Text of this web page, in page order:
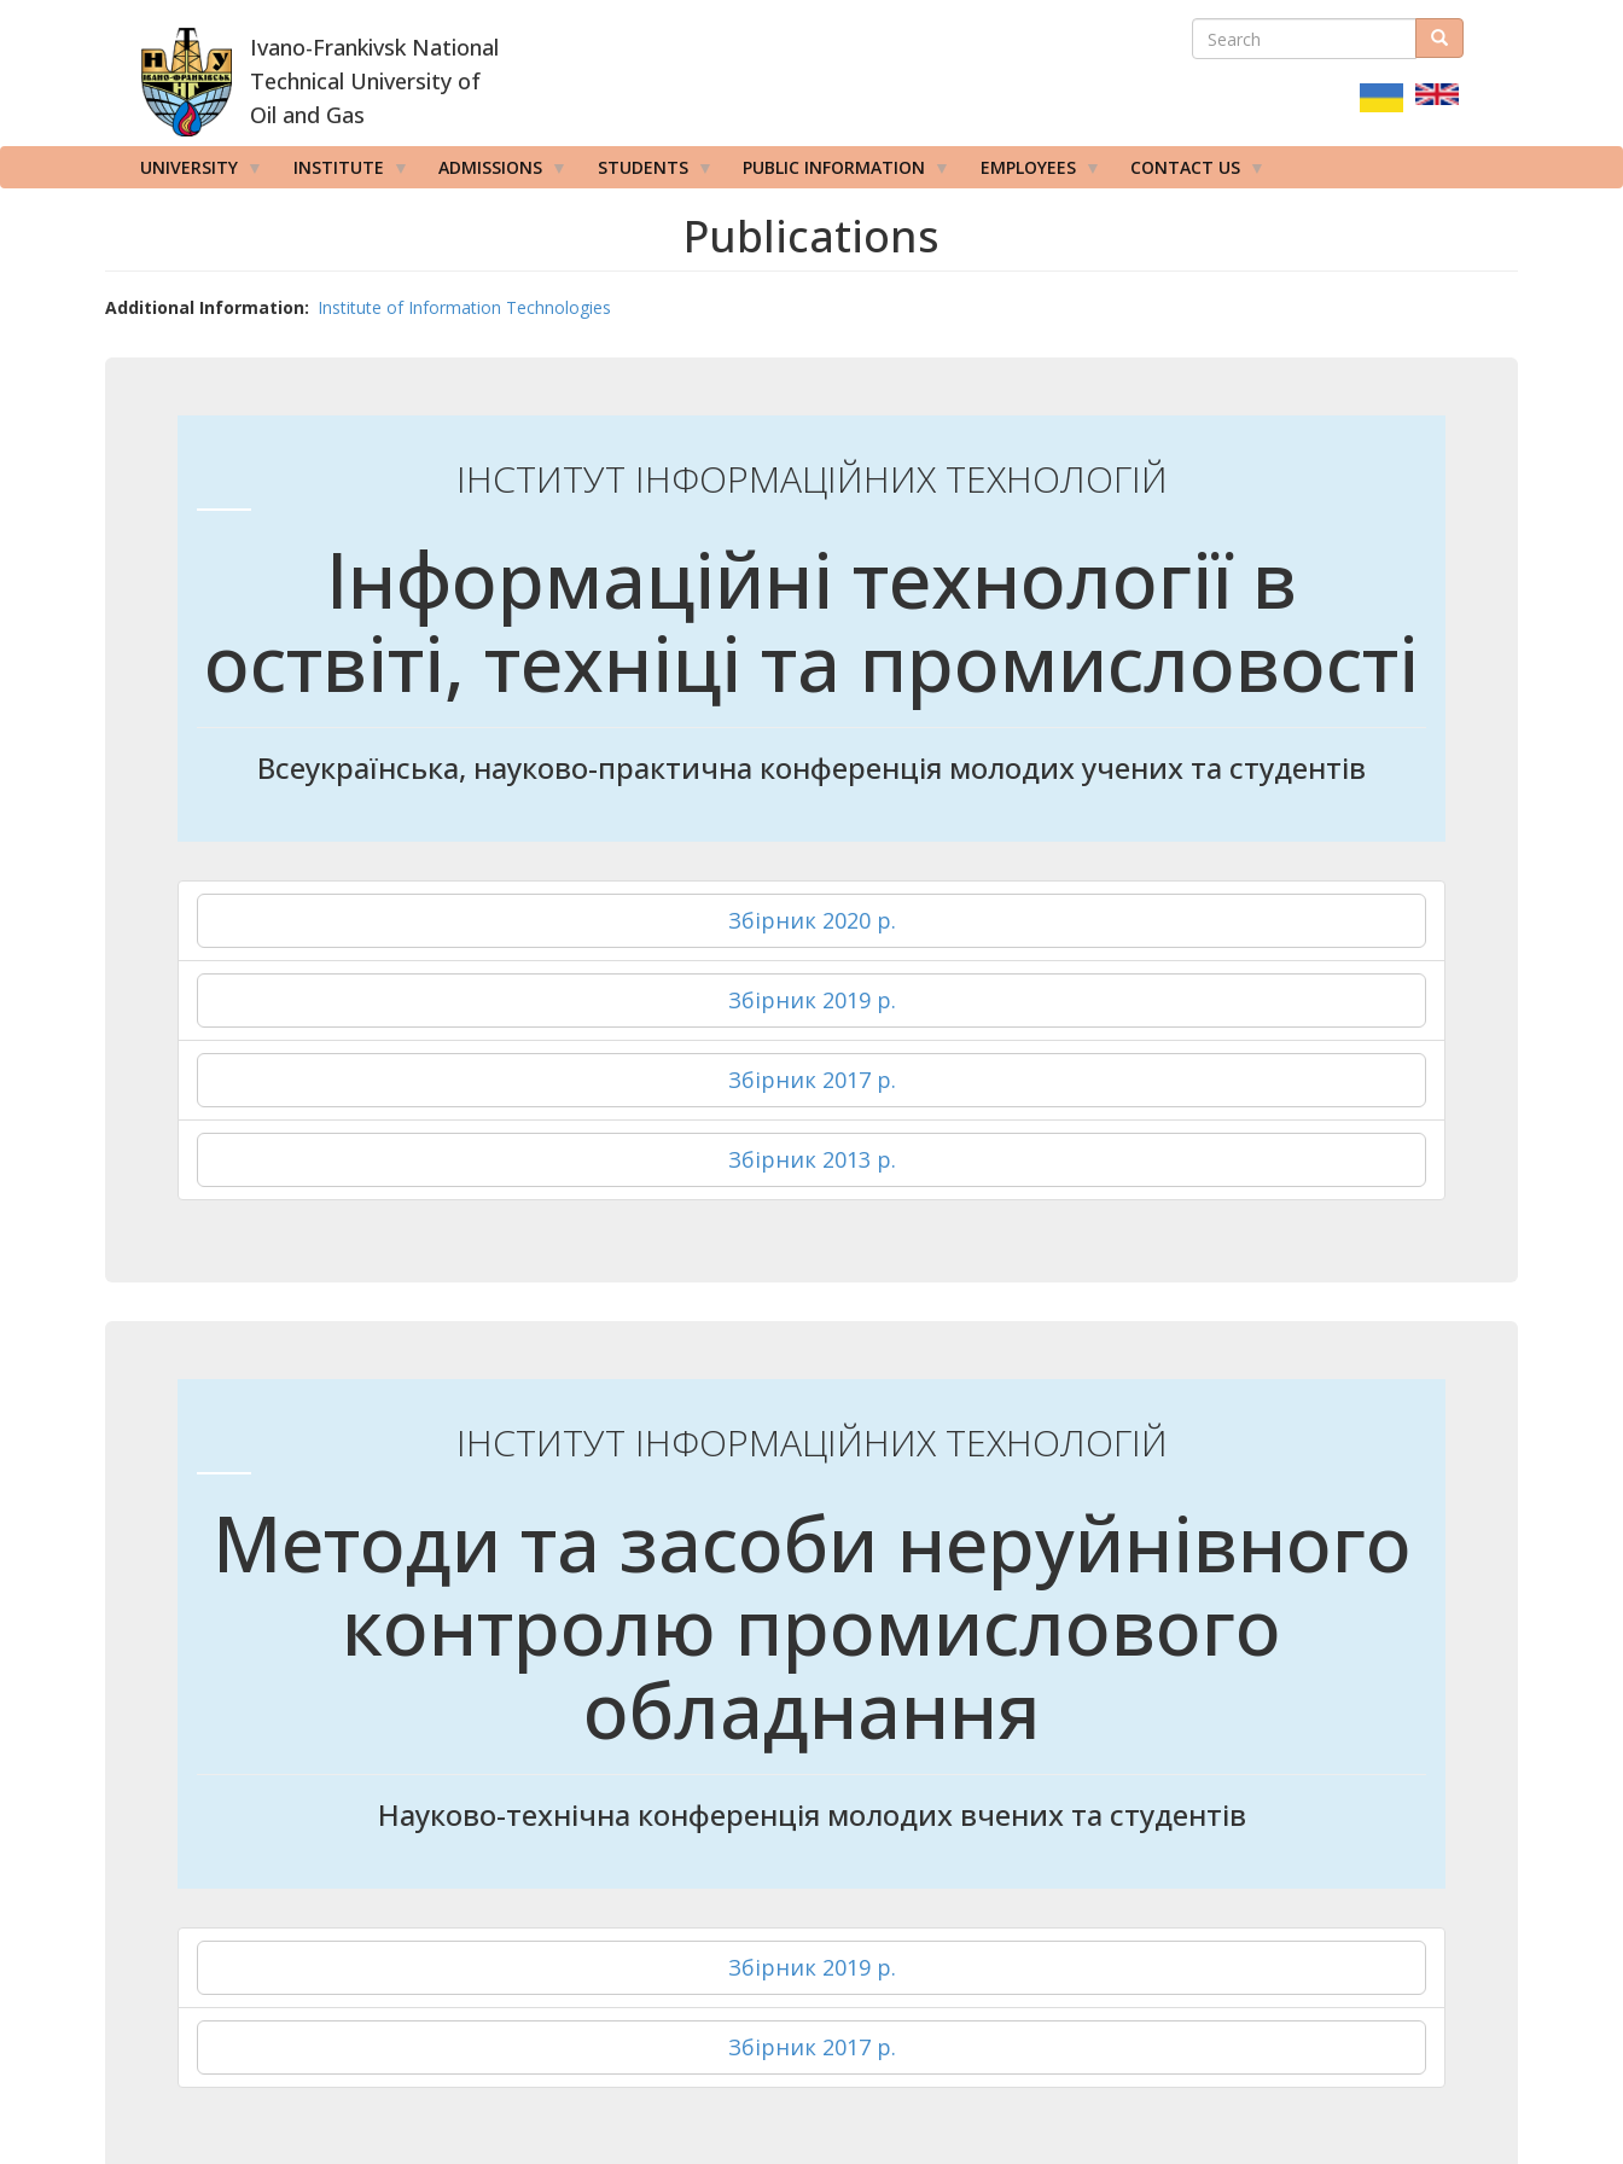
Ivano-Frankivsk National
Technical University of
Oil and Gas
ПОШУКОВА
SEARCH Search
UNIVERSITY INSTITUTE ADMISSIONS STUDENTS PUBLIC INFORMATION EMPLOYEES CONTACT US
Publications
Additional Information Institute of Information Technologies
ІНСТИТУТ ІНФОРМАЦІЙНИХ ТЕХНОЛОГІЙ
Інформаційні технології в
оствіті, техніці та промисловості
Всеукраїнська, науково-практична конференція молодих учених та студентів
Збірник 2020 р.
Збірник 2019 р.
Збірник 2017 р.
Збірник 2013 р.
ІНСТИТУТ ІНФОРМАЦІЙНИХ ТЕХНОЛОГІЙ
Методи та засоби неруйнівного
контролю промислового
обладнання
Науково-технічна конференція молодих вчених та студентів
Збірник 2019 р.
Збірник 2017 р.